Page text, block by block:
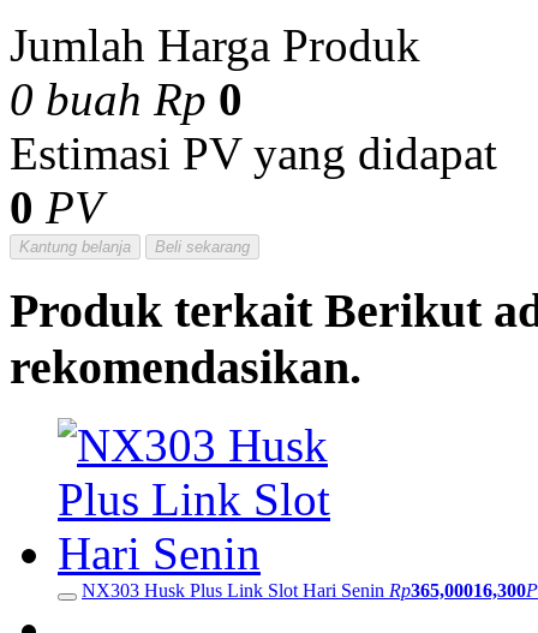
Jumlah Harga Produk
0 buah Rp 0
Estimasi PV yang didapat
0 PV
Kantung belanja Beli sekarang
Produk terkait Berikut
rekomendasikan.
NX303 Husk Plus Link Slot Hari Senin Rp365,00016,300